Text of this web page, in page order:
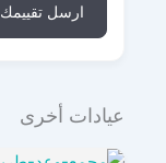
ارسل تقييمك
عيادات أخرى